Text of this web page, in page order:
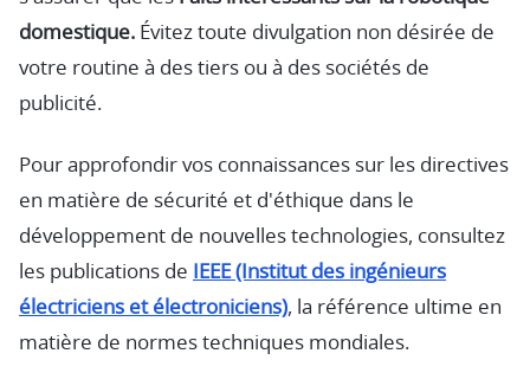
domestique. Évitez toute divulgation non désirée de
votre routine à des tiers ou à des sociétés de
publicité.
Pour approfondir vos connaissances sur les directives
en matière de sécurité et d'éthique dans le
développement de nouvelles technologies, consultez
les publications de
IEEE (Institut des ingénieurs
électriciens et électroniciens), la référence ultime en
matière de normes techniques mondiales.